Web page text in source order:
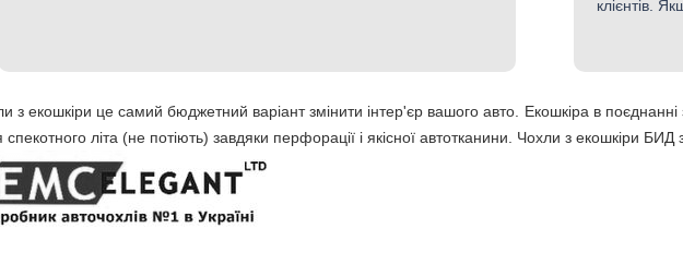
клієнтів.
з екошкіри це самий бюджетний варіант змінити інтер'єр вашого авто. Екошкіра в
спекотного літа (не потіють) завдяки перфорації і якісної автотканини. Чохли з екошкіри БИД